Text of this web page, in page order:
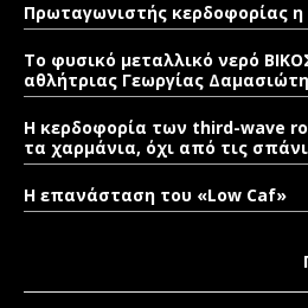
Πρωταγωνιστής κερδοφορίας η
Το φυσικό μεταλλικό νερό
αθλήτριας Γεωργίας Δαμασιώτη
Η κερδοφορία των third-wave
τα χαρμάνια, όχι από τις
Η επανάσταση του «Low Caf»